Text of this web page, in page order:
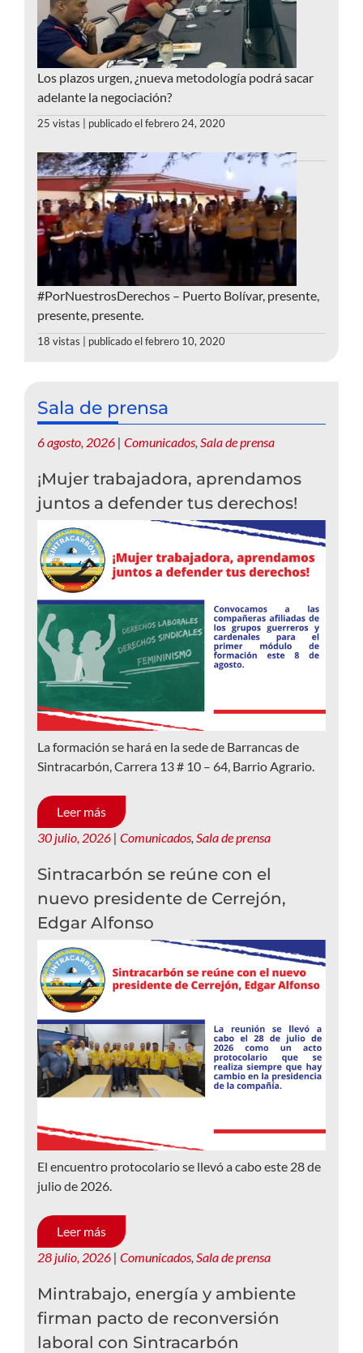
Los plazos urgen, ¿nueva metodología podrá sacar
adelante la negociación?
25 vistas publicado el febrero 24, 2020
#PorNuestrosDerechos – Puerto Bolívar, presente,
presente, presente.
18 vistas publicado el febrero 10, 2020
Sala de prensa
6 agosto, 2026 | Comunicados, Sala de prensa
¡Mujer trabajadora, aprendamos
juntos a defender tus derechos!
La formación se hará en la sede de Barrancas de
Sintracarbón, Carrera 13 # 10 – 64, Barrio Agrario.
Leer más
30 julio, 2026 | Comunicados, Sala de prensa
Sintracarbón se reúne con el
nuevo presidente de Cerrejón,
Edgar Alfonso
El encuentro protocolario se llevó a cabo este 28 de
julio de 2026.
Leer más
28 julio, 2026 | Comunicados, Sala de prensa
Mintrabajo, energía y ambiente
firman pacto de reconversión
laboral con Sintracarbón